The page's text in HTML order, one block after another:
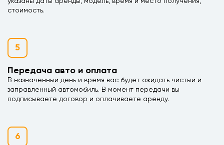
стоимость.
5
Передача авто и оплата
В назначенный день и время вас будет ожидать чистый и
заправленный автомобиль. В момент передачи вы
подписываете договор и оплачиваете аренду.
6